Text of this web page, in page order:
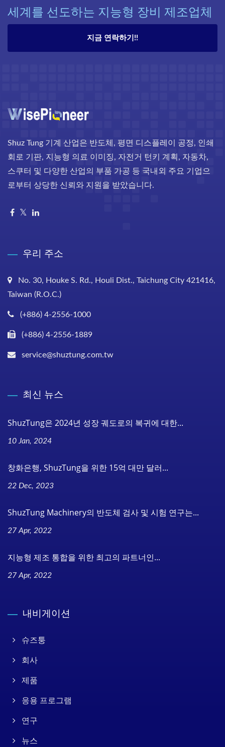
세계를 선도하는 지능형 장비 제조업체
지금 연락하기!!
Shuz Tung 기계 산업은 반도체, 평면 디스플레이 공정, 인쇄
회로 기판, 지능형 의료 이미징, 자전거 턴키 계획, 자동차,
스쿠터 및 다양한 산업의 부품 가공 등 국내외 주요 기업으
로부터 상당한 신뢰와 지원을 받았습니다.
우리 주소
No. 30, Houke S. Rd., Houli Dist., Taichung City 421416,
Taiwan (R.O.C.)
(+886) 4-2556-1000
(+886) 4-2556-1889
service@shuztung.com.tw
최신 뉴스
ShuzTung은 2024년 성장 궤도로의 복귀에 대한...
10 Jan, 2024
창화은행, ShuzTung을 위한 15억 대만 달러...
22 Dec, 2023
ShuzTung Machinery의 반도체 검사 및 시험 연구는...
27 Apr, 2022
지능형 제조 통합을 위한 최고의 파트너인...
27 Apr, 2022
내비게이션
슈즈퉁
회사
제품
응용 프로그램
연구
뉴스